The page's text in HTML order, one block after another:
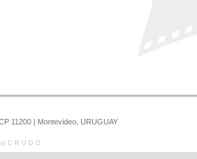
11200 | Montevideo, URUGUAY
C R U D O